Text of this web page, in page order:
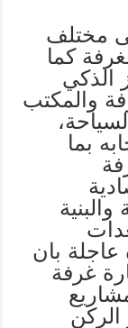
مختلف
كما
الذكي
والمكتب
بما
بان
غرفة
الركن